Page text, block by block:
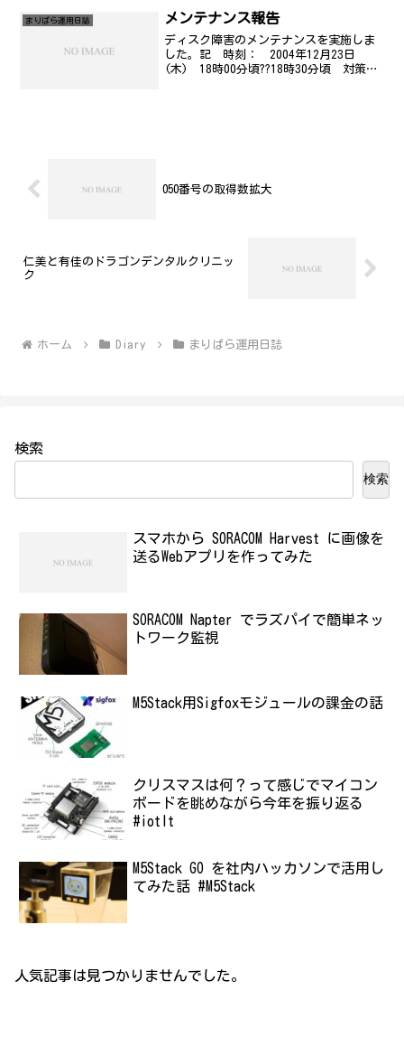
某嬢のファンサイトを立ち上...
まりぱら運用日誌 メンテナンス報告
ディスク障害のメンテナンスを実施しま
した。記 時刻： 2004年12月23日
(木) 18時00分頃??18時30分頃 対策内
050番号の取得数拡大
仁美と有佳のドラゴンデンタルクリニッ
ク
ホーム Diary まりぱら運用日誌
検索
検索
スマホから SORACOM Harvest に画像を
送るWebアプリを作ってみた
SORACOM Napter でラズパイで簡単ネッ
トワーク監視
M5Stack用Sigfoxモジュールの課金の話
クリスマスは何？って感じでマイコン
ボードを眺めながら今年を振り返る
#iotlt
M5Stack GO を社内ハッカソンで活用し
てみた話 #M5Stack
人気記事は見つかりませんでした。